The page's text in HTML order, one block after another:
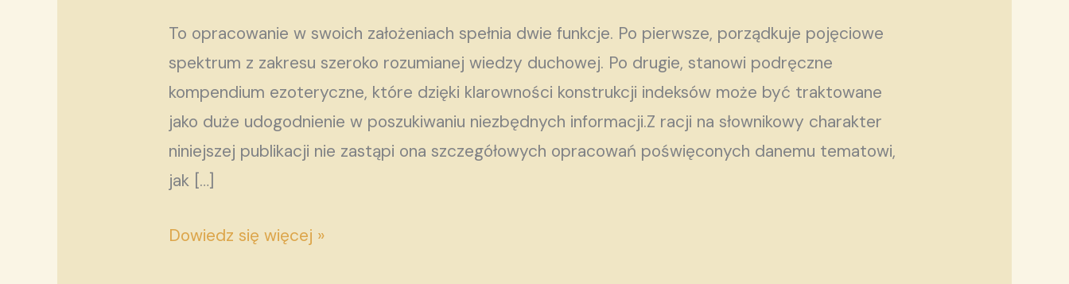
To opracowanie w swoich założeniach spełnia dwie funkcje. Po pierwsze, porządkuje pojęciowe
spektrum z zakresu szeroko rozumianej wiedzy duchowej. Po drugie, stanowi podręczne
kompendium ezoteryczne, które dzięki klarowności konstrukcji indeksów może być traktowane
jako duże udogodnienie w poszukiwaniu niezbędnych informacji.Z racji na słownikowy charakter
niniejszej publikacji nie zastąpi ona szczegółowych opracowań poświęconych danemu tematowi,
jak […]
Dowiedz się więcej »